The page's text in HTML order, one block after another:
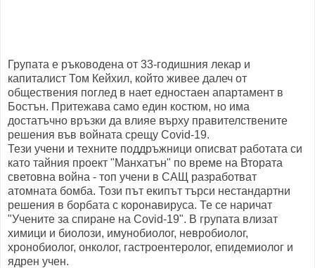
Групата е ръководена от 33-годишния лекар и
капиталист Том Кейхил, който живее далеч от
обществения поглед в нает едностаен апартамент в
Бостън. Притежава само един костюм, но има
достатъчно връзки да влияе върху правителствените
решения във войната срещу Covid-19.
Тези учени и техните поддръжници описват работата си
като тайния проект "Манхатън" по време на Втората
световна война - топ учени в САЩ разработват
атомната бомба. Този път екипът търси нестандартни
решения в борбата с коронавируса. Те се наричат
"Учените за спиране на Covid-19". В групата влизат
химици и биолози, имунобиолог, невробиолог,
хронобиолог, онколог, гастроентеролог, епидемиолог и
ядрен учен.